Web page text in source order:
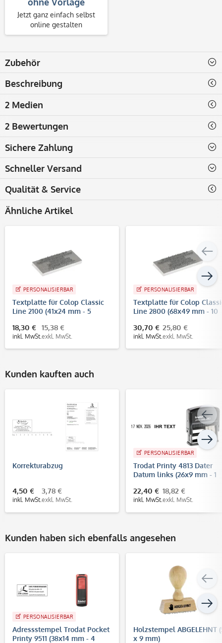
Jetzt ganz einfach selbst
online gestalten
Zubehör
Beschreibung
2 Medien
2 Bewertungen
Sichere Zahlung
Schneller Versand
Qualität & Service
Ähnliche Artikel
PERSONALISIERBAR
Textplatte für Colop Classic
Line 2100 (41x24 mm - 5
18,30 €
inkl. MwSt.
15,38 €
exkl. MwSt.
PERSONALISIERBAR
Textplatte für Colop
Line 2800 (68x49 mm - 10
30,70 €
inkl. MwSt.
25,80 €
exkl. MwSt.
Kunden kauften auch
Korrekturabzug
4,50 €
inkl. MwSt.
3,78 €
exkl. MwSt.
PERSONALISIERBAR
Trodat Printy 4813 Dater
Datum links (26x9 mm - 1
22,40 €
inkl. MwSt.
18,82 €
exkl. MwSt.
Kunden haben sich ebenfalls angesehen
PERSONALISIERBAR
Adressstempel Trodat Pocket
Printy 9511 (38x14 mm - 4
Holzstempel ABGELEHNT
x 9 mm)